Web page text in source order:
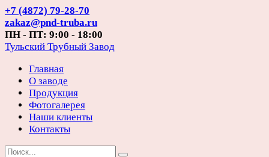
Перейти
к
содержанию
+7 (4872) 79-28-70
zakaz@pnd-truba.ru
ПН - ПТ: 9:00 - 18:00
Тульский Трубный Завод
Главная
О заводе
Продукция
Фотогалерея
Наши клиенты
Контакты
Search